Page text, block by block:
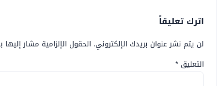
اترك تعليقاً
لن يتم نشر عنوان بريدك الإلكتروني. الحقول الإلزامية مشار إليها
التعليق *